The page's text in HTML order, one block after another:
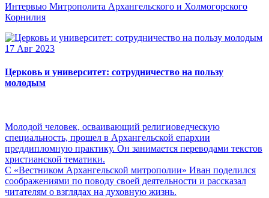
Интервью Митрополита Архангельского и Холмогорского
Корнилия
17 Авг 2023
Церковь и университет: сотрудничество на пользу
молодым
Молодой человек, осваивающий религиоведческую
специальность, прошел в Архангельской епархии
преддипломную практику. Он занимается переводами текстов
христианской тематики.
С «Вестником Архангельской митрополии» Иван поделился
соображениями по поводу своей деятельности и рассказал
читателям о взглядах на духовную жизнь.